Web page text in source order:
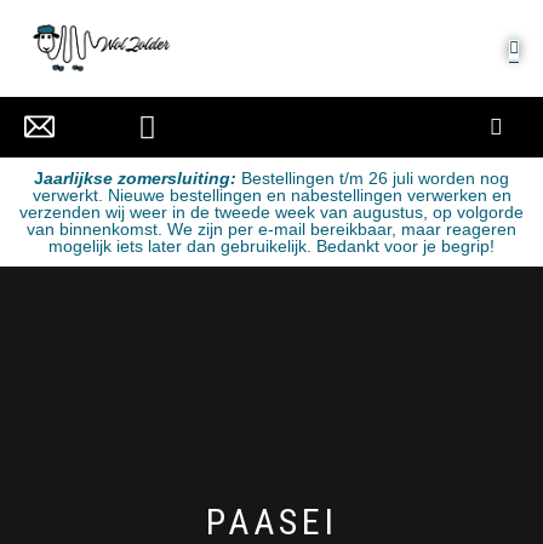
Jaarlijkse zomersluiting: Bestellingen t/m 26 juli worden nog
verwerkt. Nieuwe bestellingen en nabestellingen verwerken en
verzenden wij weer in de tweede week van augustus, op volgorde
van binnenkomst. We zijn per e-mail bereikbaar, maar reageren
mogelijk iets later dan gebruikelijk. Bedankt voor je begrip!
PAASEI